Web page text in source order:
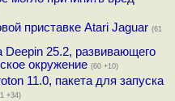
приставке Atari Jaguar (61
Deepin 25.2, развивающего
окружение (60 +10)
11.0, пакета для запуска
+34)